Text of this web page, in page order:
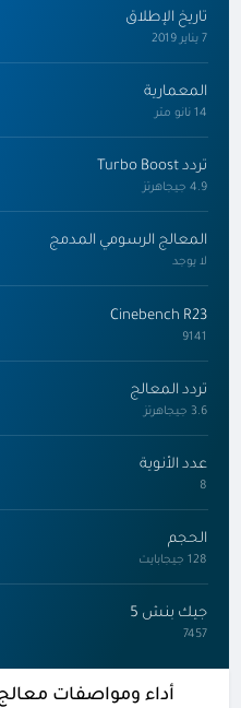
تاريخ الإطلاق
المعمارية
14 نانو متر
تردد Turbo Boost
4.9 جيجاهرتز
المعالج الرسومي المدمج
لا يوجد
Cinebench R23
9141
تردد المعالج
3.6 جيجاهرتز
عدد الأنوية
الحجم
128 جيجابايت
جيك بنش 5
7457